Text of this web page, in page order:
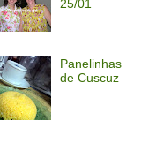
25/01
Panelinhas
de Cuscuz